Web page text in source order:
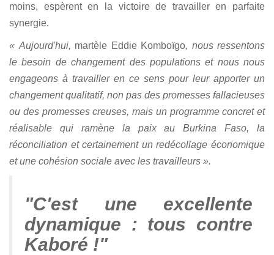
moins, espèrent en la victoire de travailler en parfaite
synergie.
« Aujourd'hui, martèle Eddie Komboïgo, nous ressentons
le besoin de changement des populations et nous nous
engageons à travailler en ce sens pour leur apporter un
changement qualitatif, non pas des promesses fallacieuses
ou des promesses creuses, mais un programme concret et
réalisable qui ramène la paix au Burkina Faso, la
réconciliation et certainement un redécollage économique
et une cohésion sociale avec les travailleurs ».
"C'est une excellente
dynamique : tous contre
Kaboré !"